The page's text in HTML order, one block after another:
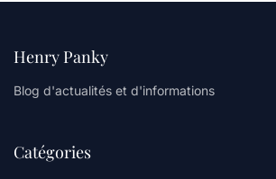
Henry Panky
Blog d'actualités et d'informations
Catégories